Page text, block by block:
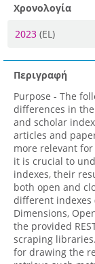
Χρονολογία
2023 (EL)
Περιγραφή
Purpose - The
differences in
and scholar
articles and
more relevant
it is crucial to
indexes, their
both open and
different indexes
Dimensions,
the provided
scraping
for drawing the